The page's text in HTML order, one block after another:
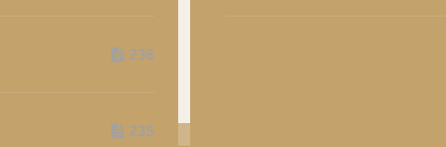
236
235